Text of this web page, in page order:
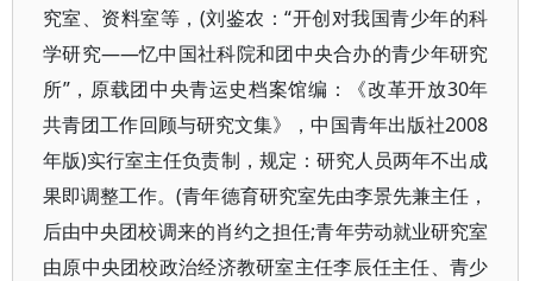
究室、资料室等，(刘鉴农：“开创对我国青少年的科
学研究——忆中国社科院和团中央合办的青少年研究
所”，原载团中央青运史档案馆编：《改革开放30年
共青团工作回顾与研究文集》，中国青年出版社2008
年版)实行室主任负责制，规定：研究人员两年不出成
果即调整工作。(青年德育研究室先由李景先兼主任，
后由中央团校调来的肖约之担任;青年劳动就业研究室
由原中央团校政治经济教研室主任李辰任主任、青少